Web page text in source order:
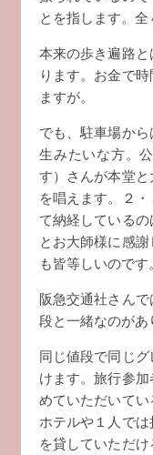
とを指します。全
本来の歩き遍路
ります。お金で
ますが。
でも、駐車場か
生みたいな方。
す）さんが本堂
を唱えます。２
て納経している
とお大師様に感
も皆等しいのです。
阪急交通社さん
段と一緒なのがあ
同じ値段で同じ
けます。旅行参
めていただいて
ホテルや１人で
を貸していただ